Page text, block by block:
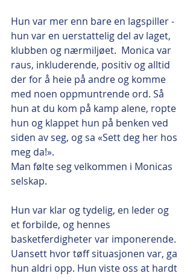
Hun var mer enn bare en lagspiller -
hun var en uerstattelig del av laget,
klubben og nærmiljøet.  Monica var
raus, inkluderende, positiv og alltid
der for å heie på andre og komme
med noen oppmuntrende ord. Så
hun at du kom på kamp alene, ropte
hun og klappet hun på benken ved
siden av seg, og sa «Sett deg her hos
meg da!».
Man følte seg velkommen i Monicas
selskap.
Hun var klar og tydelig, en leder og
et forbilde, og hennes
basketferdigheter var imponerende.
Uansett hvor tøff situasjonen var, ga
hun aldri opp. Hun viste oss at hardt